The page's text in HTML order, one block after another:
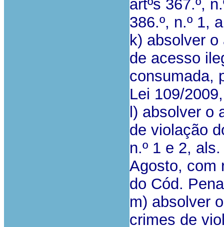
artºs 367.º,
386.º, n.º 1,
k) absolver
de acesso
consumada,
Lei 109/
l) absolver o
de violação
n.º 1 e 2,
Agosto, com
do Cód.
m) absolver
crimes de